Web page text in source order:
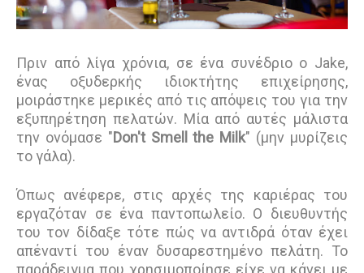
Πριν από λίγα χρόνια, σε ένα συνέδριο ο Jake,
ένας οξυδερκής ιδιοκτήτης επιχείρησης,
μοιράστηκε μερικές από τις απόψεις του για την
εξυπηρέτηση πελατών. Μία από αυτές μάλιστα
την ονόμασε "Don't Smell the Milk" (μην μυρίζεις
το γάλα).
Όπως ανέφερε, στις αρχές της καριέρας του
εργαζόταν σε ένα παντοπωλείο. Ο διευθυντής
του τον δίδαξε τότε πώς να αντιδρά όταν έχει
απέναντί του έναν δυσαρεστημένο πελάτη. Το
παράδειγμα που χρησιμοποίησε είχε να κάνει με